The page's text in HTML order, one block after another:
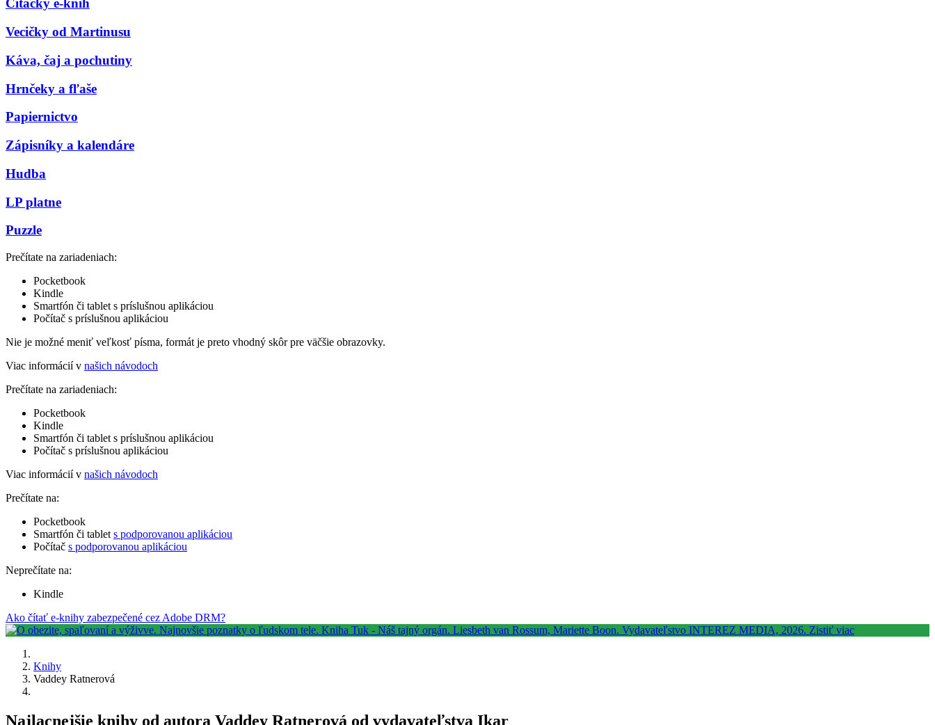
Čítačky e-kníh
Vecičky od Martinusu
Káva, čaj a pochutiny
Hrnčeky a fľaše
Papiernictvo
Zápisníky a kalendáre
Hudba
LP platne
Puzzle
Prečítate na zariadeniach:
Pocketbook
Kindle
Smartfón či tablet s príslušnou aplikáciou
Počítač s príslušnou aplikáciou
Nie je možné meniť veľkosť písma, formát je preto vhodný skôr pre väčšie obrazovky.
Viac informácií v našich návodoch
Prečítate na zariadeniach:
Pocketbook
Kindle
Smartfón či tablet s príslušnou aplikáciou
Počítač s príslušnou aplikáciou
Viac informácií v našich návodoch
Prečítate na:
Pocketbook
Smartfón či tablet s podporovanou aplikáciou
Počítač s podporovanou aplikáciou
Neprečítate na:
Kindle
Ako čítať e-knihy zabezpečené cez Adobe DRM?
Knihy
Vaddey Ratnerová
Najlacnejšie knihy od autora Vaddey Ratnerová od vydavateľstva Ikar